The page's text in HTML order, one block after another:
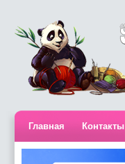
Главная Контакты